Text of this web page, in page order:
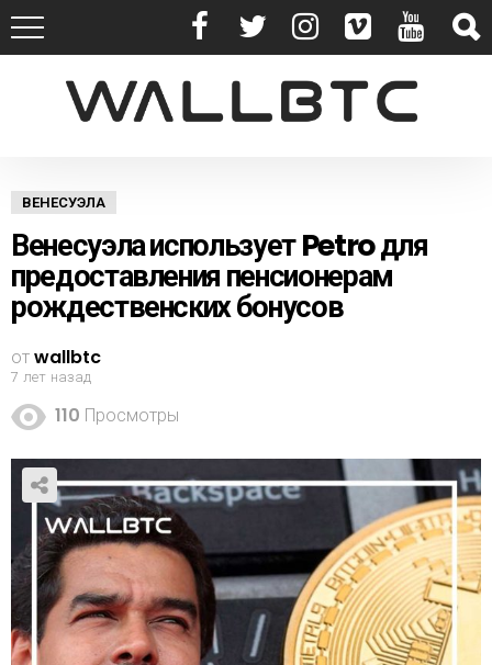
ВЕНЕСУЭЛА
Венесуэла использует Petro для
предоставления пенсионерам
рождественских бонусов
отwallbtc
7 лет назад
110 Просмотры